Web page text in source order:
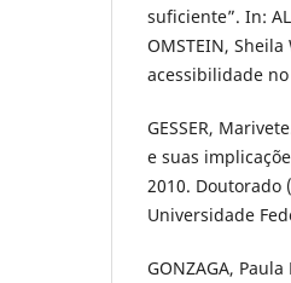
suficiente”. In:
OMSTEIN,
acessibilidade
GESSER,
e suas
2010. Doutorado
Universidade
GONZAGA,